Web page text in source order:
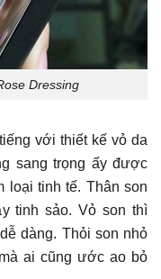
Dressing
với thiết kế vỏ da
sang trọng ấy được
loại tinh tế. Thân son
tinh sảo. Vỏ son thì
dàng. Thỏi son nhỏ
ai cũng ước ao bỏ